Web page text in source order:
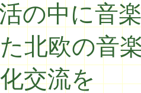
に音楽
欧の音
交流を